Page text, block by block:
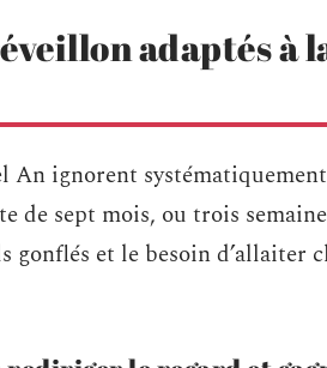
adaptés à
An ignorent
de sept mois, ou trois
et le besoin d’allaiter